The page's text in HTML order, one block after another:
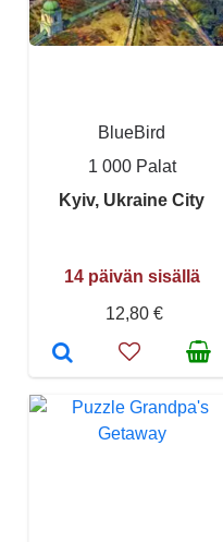
BlueBird
1 000 Palat
Kyiv, Ukraine City
14 päivän sisällä
12,80 €